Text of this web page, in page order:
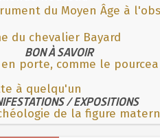
du Moyen Âge à
du chevalier Bayard
BON À SAVOIR
porte, comme le
à quelqu'un
/ EXPOSITIONS
de la figure